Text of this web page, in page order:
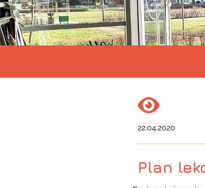
22.04.2020
Plan